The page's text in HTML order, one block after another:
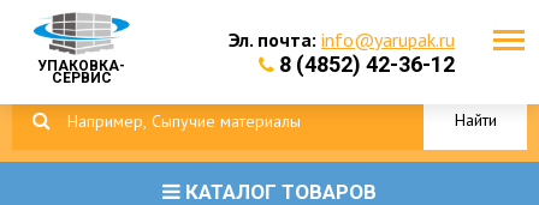
УПАКОВКА-
СЕРВИС
Эл. почта: info@yarupak.ru
8 (4852) 42-36-12
Найти
КАТАЛОГ ТОВАРОВ